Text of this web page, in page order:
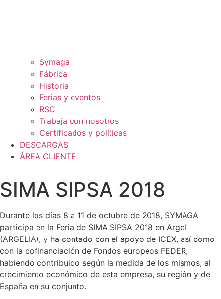
Symaga
Fábrica
Historia
Ferias y eventos
RSC
Trabaja con nosotros
Certificados y políticas
DESCARGAS
ÁREA CLIENTE
SIMA SIPSA 2018
Durante los días 8 a 11 de octubre de 2018, SYMAGA
participa en la Feria de SIMA SIPSA 2018 en Argel
(ARGELIA), y ha contado con el apoyo de ICEX, así como
con la cofinanciación de Fondos europeos FEDER,
habiendo contribuido según la medida de los mismos, al
crecimiento económico de esta empresa, su región y de
España en su conjunto.